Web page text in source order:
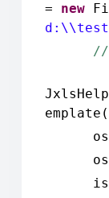
= new
//